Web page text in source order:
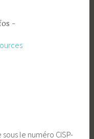
le numéro CISP-